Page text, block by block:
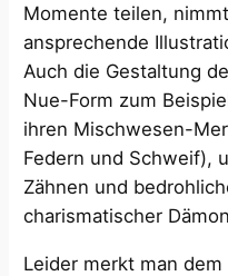
Momente teilen,
ansprechende
Auch die Gestaltung
Nue-Form zum
ihren Mischwesen-
Federn und Schweif),
Zähnen und
charismatischer
Leider merkt man